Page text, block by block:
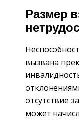
Размер
вызвана
отсутствие
может